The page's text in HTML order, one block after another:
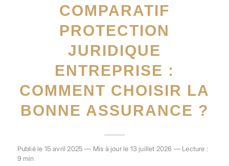
COMPARATIF
PROTECTION
JURIDIQUE
ENTREPRISE :
COMMENT CHOISIR LA
BONNE ASSURANCE ?
Publié le 15 avril 2025 — Mis à jour le 13 juillet 2026 — Lecture :
9 min